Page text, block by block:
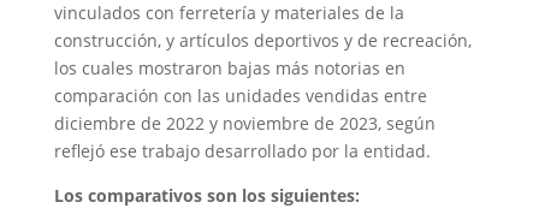
vinculados con ferretería y materiales de la
construcción, y artículos deportivos y de recreación,
los cuales mostraron bajas más notorias en
comparación con las unidades vendidas entre
diciembre de 2022 y noviembre de 2023, según
reflejó ese trabajo desarrollado por la entidad.
Los comparativos son los siguientes: